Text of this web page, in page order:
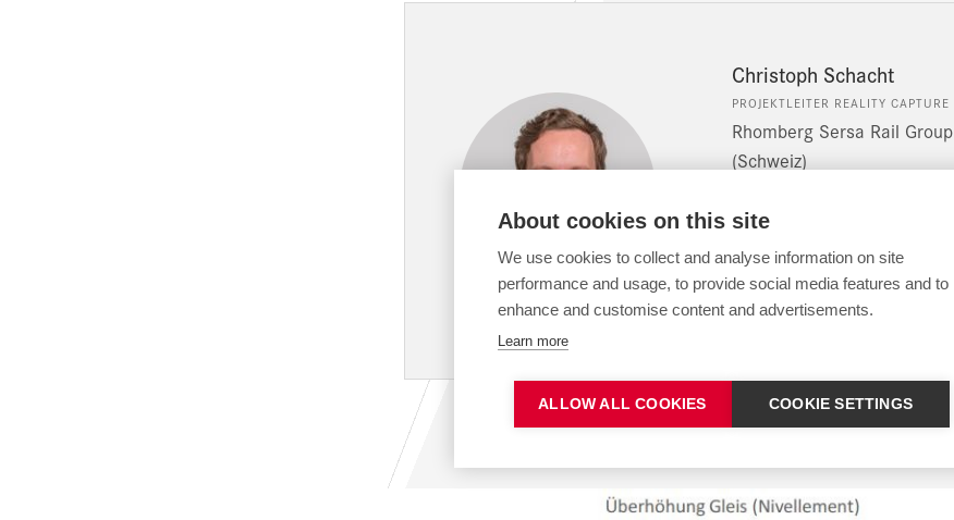
Christoph Schacht
PROJEKTLEITER REALITY CAPTURE
Rhomberg Sersa Rail Group
(Schweiz)
Schreiben Sie mir
About cookies on this site
We use cookies to collect and analyse information on site
performance and usage, to provide social media features and to
enhance and customise content and advertisements.
Learn more
ALLOW ALL COOKIES COOKIE SETTINGS